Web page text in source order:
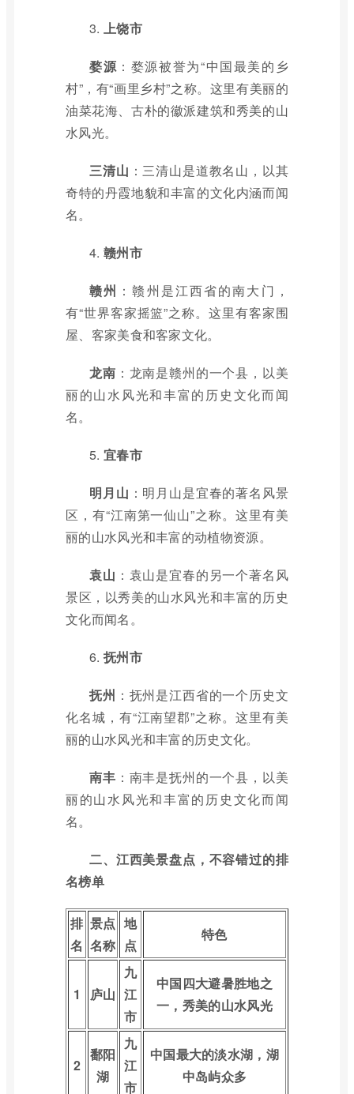
3. 上饶市
婺源 ：婺源被誉为“中国最美的乡
村”，有“画里乡村”之称。这里有美丽的
油菜花海、古朴的徽派建筑和秀美的山
水风光。
三清山 ：三清山是道教名山，以其
奇特的丹霞地貌和丰富的文化内涵而闻
名。
4. 赣州市
赣州 ：赣州是江西省的南大门，
有“世界客家摇篮”之称。这里有客家围
屋、客家美食和客家文化。
龙南 ：龙南是赣州的一个县，以美
丽的山水风光和丰富的历史文化而闻
名。
5. 宜春市
明月山 ：明月山是宜春的著名风景
区，有“江南第一仙山”之称。这里有美
丽的山水风光和丰富的动植物资源。
袁山 ：袁山是宜春的另一个著名风
景区，以秀美的山水风光和丰富的历史
文化而闻名。
6. 抚州市
抚州 ：抚州是江西省的一个历史文
化名城，有“江南望郡”之称。这里有美
丽的山水风光和丰富的历史文化。
南丰 ：南丰是抚州的一个县，以美
丽的山水风光和丰富的历史文化而闻
名。
二、江西美景盘点，不容错过的排
名榜单
排
名
景点
名称
地
点
特色
1 庐山
九
江
市
中国四大避暑胜地之
一，秀美的山水风光
2
鄱阳
湖
九
江
市
中国最大的淡水湖，湖
中岛屿众多